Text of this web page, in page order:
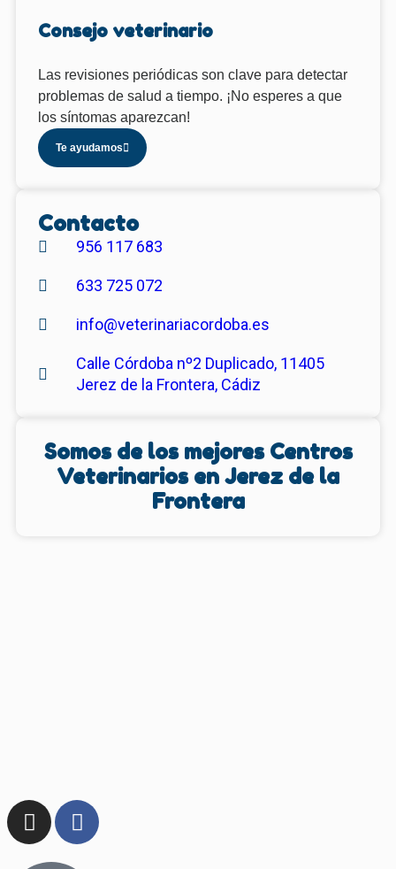
Consejo veterinario
Las revisiones periódicas son clave para detectar
problemas de salud a tiempo. ¡No esperes a que
los síntomas aparezcan!
Te ayudamos
Contacto
956 117 683
633 725 072
info@veterinariacordoba.es
Calle Córdoba nº2 Duplicado, 11405
Jerez de la Frontera, Cádiz
Somos de los mejores Centros
Veterinarios en Jerez de la
Frontera